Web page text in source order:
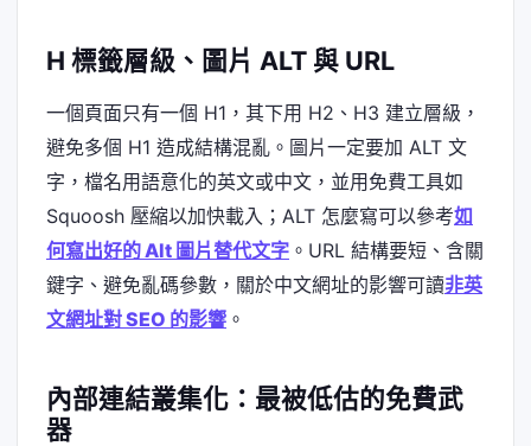
H 標籤層級、圖片 ALT 與 URL
一個頁面只有一個 H1，其下用 H2、H3 建立層級，
避免多個 H1 造成結構混亂。圖片一定要加 ALT 文
字，檔名用語意化的英文或中文，並用免費工具如
Squoosh 壓縮以加快載入；ALT 怎麼寫可以參考如
何寫出好的 Alt 圖片替代文字 。URL 結構要短、含關
鍵字、避免亂碼參數，關於中文網址的影響可讀非英
文網址對 SEO 的影響 。
內部連結叢集化：最被低估的免費武
器